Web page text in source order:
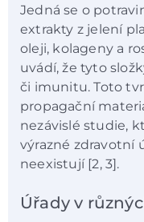
Jedná se o
extrakty z jelení
oleji, kolageny a
uvádí, že tyto
či imunitu. Toto
propagační
nezávislé studie,
výrazné zdravotní
neexistují [2, 3].
Úřady v